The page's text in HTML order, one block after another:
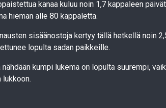
kanaa kuluu noin 1,7 kappaleen
hieman alle 80 kappaletta.
sisäänostoja kertyy tällä hetkellä noin
lopulta sadan paikkeille.
kumpi lukema on lopulta suurempi,
lukkoon.